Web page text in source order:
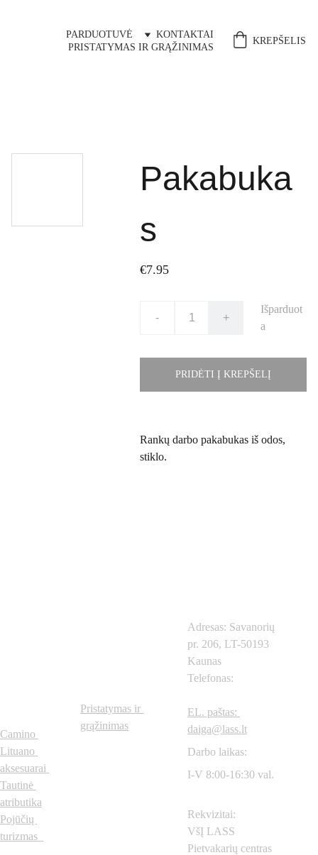
PARDUOTUVĖ
KONTAKTAI
PRISTATYMAS IR GRĄŽINIMAS
KREPŠELIS
Pakabuka
s
€7.95
- +
Išparduot
a
PRIDĖTI Į KREPŠELĮ
Rankų darbo pakabukas iš odos,
stiklo.
Adresas: Savanorių
pr. 206, LT-50193
Kaunas
Telefonas:
EL. paštas:
daiga@lass.lt
Darbo laikas:
I-V 8:00-16:30 val.
Rekvizitai:
VšĮ LASS
Pietvakarių centras
Camino
Lituano
aksesuarai
Tautinė
atributika
Pojūčių
turizmas
Pristatymas ir
grąžinimas